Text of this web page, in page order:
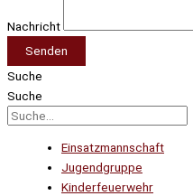
Nachricht
Senden
Suche
Suche
Einsatzmannschaft
Jugendgruppe
Kinderfeuerwehr